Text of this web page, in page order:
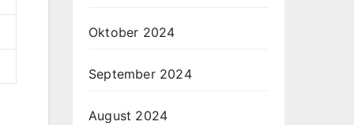
Oktober 2024
September 2024
August 2024